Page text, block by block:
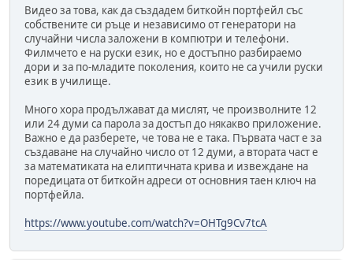
Видео за това, как да създадем биткойн портфейл със
собствените си ръце и независимо от генератори на
случайни числа заложени в компютри и телефони.
Филмчето е на руски език, но е достъпно разбираемо
дори и за по-младите поколения, които не са учили руски
език в училище.
Много хора продължават да мислят, че произволните 12
или 24 думи са парола за достъп до някакво приложение.
Важно е да разберете, че това не е така. Първата част е за
създаване на случайно число от 12 думи, а втората част е
за математиката на елиптичната крива и извеждане на
поредицата от биткойн адреси от основния таен ключ на
портфейла.
https://www.youtube.com/watch?v=OHTg9Cv7tcA